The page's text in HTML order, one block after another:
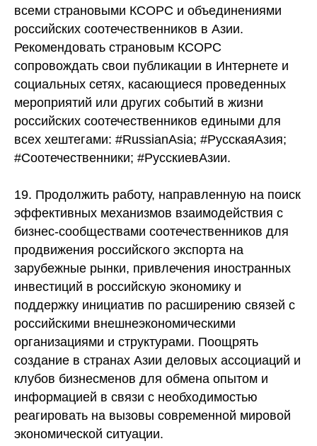
всеми страновыми КСОРС и объединениями
российских соотечественников в Азии.
Рекомендовать страновым КСОРС
сопровождать свои публикации в Интернете и
социальных сетях, касающиеся проведенных
мероприятий или других событий в жизни
российских соотечественников едиными для
всех хештегами: #RussianAsia; #РусскаяАзия;
#Соотечественники; #РусскиевАзии.
19. Продолжить работу, направленную на поиск
эффективных механизмов взаимодействия с
бизнес-сообществами соотечественников для
продвижения российского экспорта на
зарубежные рынки, привлечения иностранных
инвестиций в российскую экономику и
поддержку инициатив по расширению связей с
российскими внешнеэкономическими
организациями и структурами. Поощрять
создание в странах Азии деловых ассоциаций и
клубов бизнесменов для обмена опытом и
информацией в связи с необходимостью
реагировать на вызовы современной мировой
экономической ситуации.